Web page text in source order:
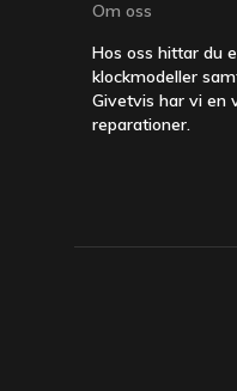
Om oss
Hos oss hittar du
klockmodeller
Givetvis har vi en
reparationer.